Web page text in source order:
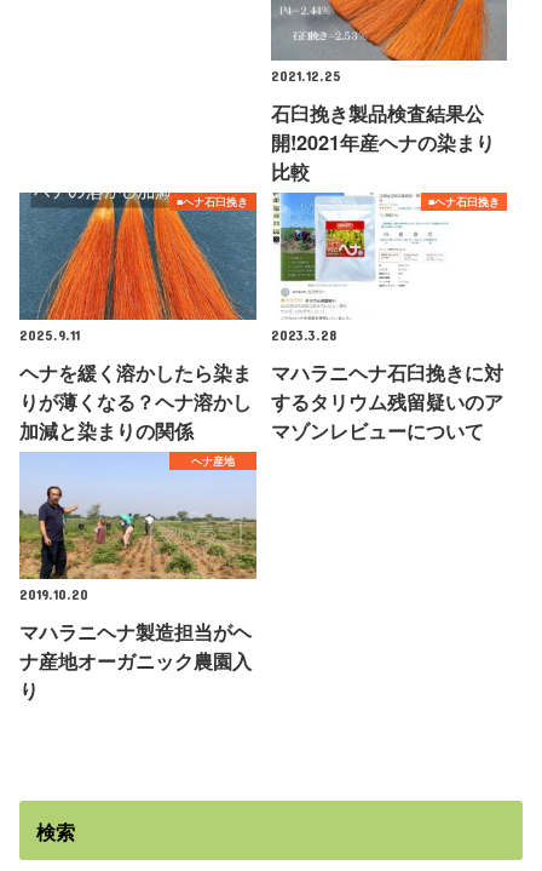
2021.12.25
石臼挽き製品検査結果公
開!2021年産ヘナの染まり
比較
■ヘナ石臼挽き
2025.9.11
ヘナを緩く溶かしたら染ま
りが薄くなる？ヘナ溶かし
加減と染まりの関係
■ヘナ石臼挽き
2023.3.28
マハラニヘナ石臼挽きに対
するタリウム残留疑いのア
マゾンレビューについて
ヘナ産地
2019.10.20
マハラニヘナ製造担当がヘ
ナ産地オーガニック農園入
り
検索